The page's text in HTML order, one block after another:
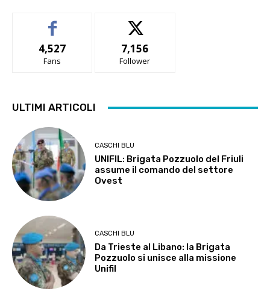
4,527
Fans
7,156
Follower
ULTIMI ARTICOLI
CASCHI BLU
UNIFIL: Brigata Pozzuolo del Friuli
assume il comando del settore
Ovest
CASCHI BLU
Da Trieste al Libano: la Brigata
Pozzuolo si unisce alla missione
Unifil